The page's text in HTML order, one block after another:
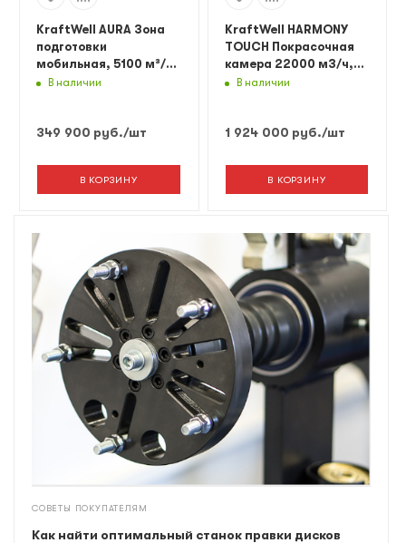
KraftWell AURA Зона
подготовки
мобильная, 5100 м³/ч,
4 фильтра
В наличии
349 900 руб./шт
В КОРЗИНУ
KraftWell HARMONY
TOUCH Покрасочная
камера 22000 м3/ч,
сенсорный пульт
В наличии
1 924 000 руб./шт
В КОРЗИНУ
СОВЕТЫ ПОКУПАТЕЛЯМ
Как найти оптимальный станок правки дисков